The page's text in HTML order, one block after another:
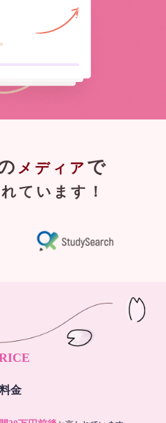
メディア で
ています！
料金